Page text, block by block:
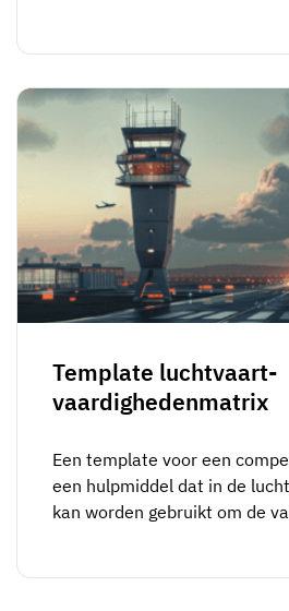
Template luchtvaart-
vaardighedenmatrix
Een template voor een
een hulpmiddel dat in de
kan worden gebruikt om de